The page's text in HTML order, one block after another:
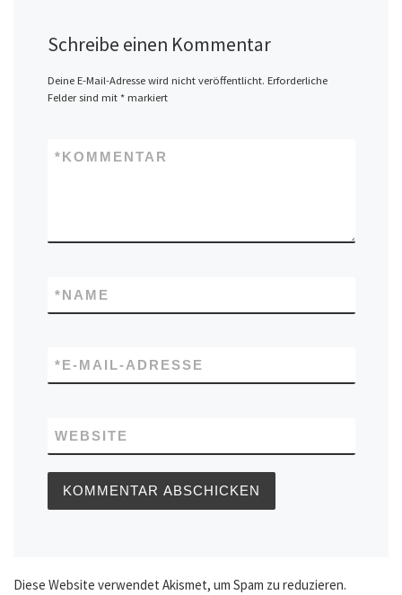
Schreibe einen Kommentar
Deine E-Mail-Adresse wird nicht veröffentlicht. Erforderliche
Felder sind mit *markiert
KOMMENTAR
*
NAME
*
E-MAIL-ADRESSE
*
WEBSITE
Diese Website verwendet Akismet, um Spam zu reduzieren.